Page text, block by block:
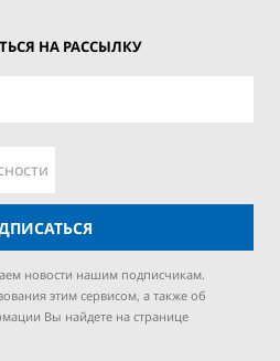
НА РАССЫЛКУ
новости нашим подписчикам.
этим сервисом, а также об
Вы найдете на странице